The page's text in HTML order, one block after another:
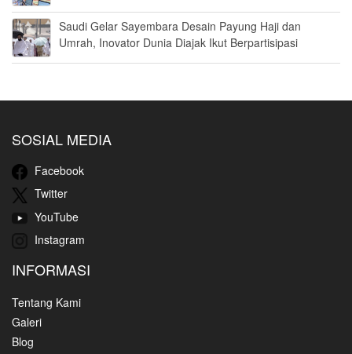
Saudi Gelar Sayembara Desain Payung Haji dan
Umrah, Inovator Dunia Diajak Ikut Berpartisipasi
SOSIAL MEDIA
Facebook
Twitter
YouTube
Instagram
INFORMASI
Tentang Kami
Galeri
Blog